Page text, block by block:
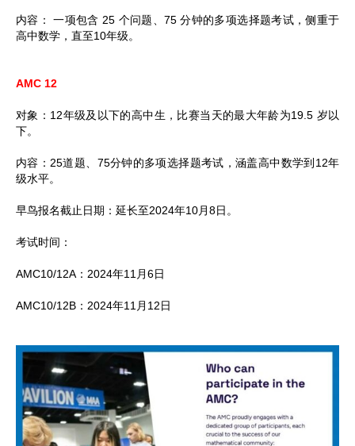
内容： 一项包含 25 个问题、75 分钟的多项选择题考试，侧重于
高中数学，直至10年级。
AMC 12
对象：12年级及以下的高中生，比赛当天的最大年龄为19.5 岁以
下。
内容：25道题、75分钟的多项选择题考试，涵盖高中数学到12年
级水平。
早鸟报名截止日期：延长至2024年10月8日。
考试时间：
AMC10/12A：2024年11月6日
AMC10/12B：2024年11月12日